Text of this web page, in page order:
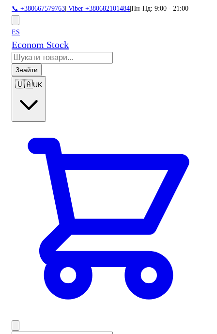
📞 +380667579763 Viber +380682101484 Пн-Нд: 9:00 - 21:00
ES
Econom Stock
Знайти
🇺🇦UK